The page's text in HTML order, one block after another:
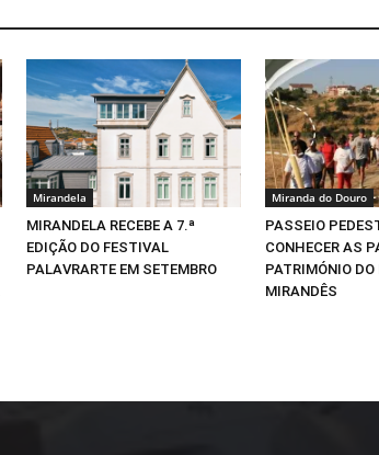
Mirandela
MIRANDELA RECEBE A 7.ª
EDIÇÃO DO FESTIVAL
PALAVRARTE EM SETEMBRO
Miranda do Douro
PASSEIO
CONHECER AS
PATRIMÓNIO
MIRANDÊS